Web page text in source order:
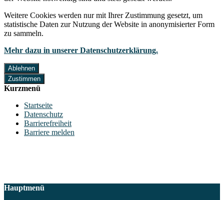
Weitere Cookies werden nur mit Ihrer Zustimmung gesetzt, um
statistische Daten zur Nutzung der Website in anonymisierter Form
zu sammeln.
Mehr dazu in unserer Datenschutzerklärung.
Ablehnen
Zustimmen
Kurzmenü
Startseite
Datenschutz
Barrierefreiheit
Barriere melden
Hauptmenü